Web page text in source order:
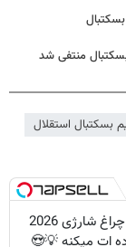
بسکتبال منتفی شد
بسکتبال استقلال
پرکاربردترین چراغ شارژی 2026
ات میکنه 💡😍